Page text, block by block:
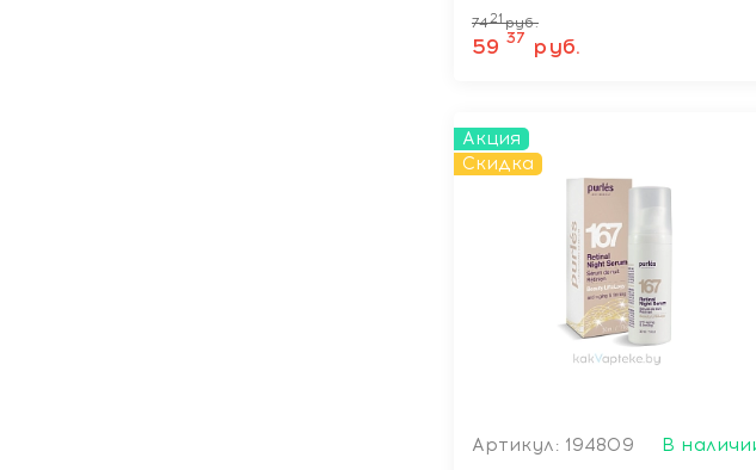
7421 руб.
59 37 руб.
Акция
Скидка
Артикул: 194809
В